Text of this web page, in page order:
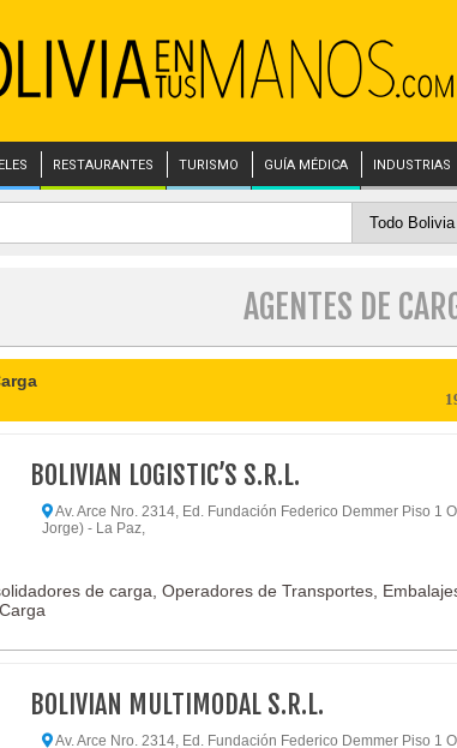
RESTAURANTES TURISMO GUÍA MÉDICA INDUSTRIAS
AGENTES DE
BOLIVIAN LOGISTIC’S S.R.L.
Av. Arce Nro. 2314, Ed. Fundación Federico Demmer Piso 1
Jorge) - La Paz,
de carga, Operadores de Transportes,
BOLIVIAN MULTIMODAL S.R.L.
Av. Arce Nro. 2314, Ed. Fundación Federico Demmer Piso 1